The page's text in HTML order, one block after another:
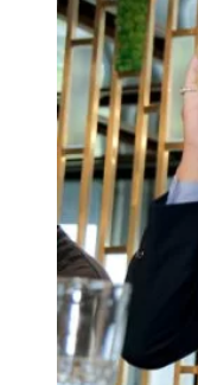
Khóa
Hội
Khóa
Mc
Kỳ
Sơ
Bếp Gia